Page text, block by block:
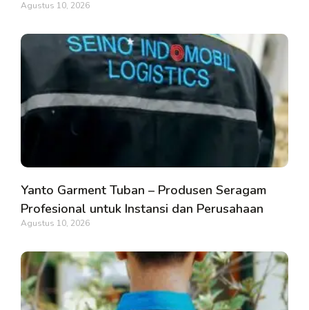
Agustus 10, 2026
Yanto Garment Tuban – Produsen Seragam
Profesional untuk Instansi dan Perusahaan
Agustus 10, 2026